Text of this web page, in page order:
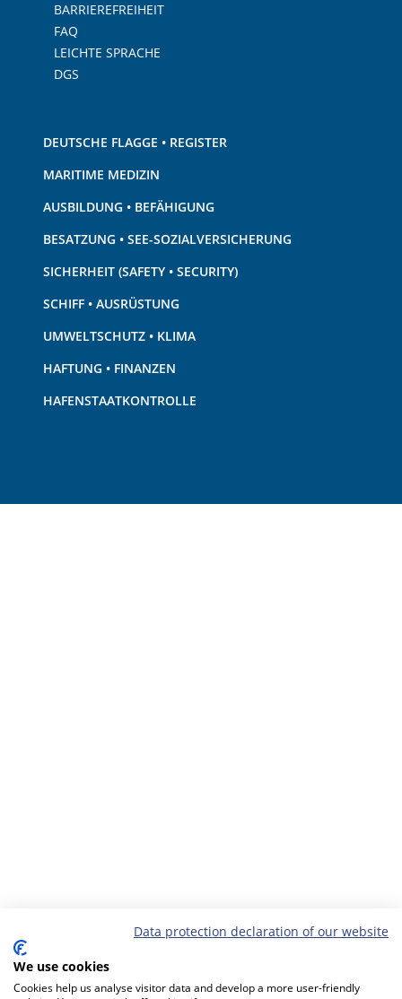
BARRIEREFREIHEIT
FAQ
LEICHTE SPRACHE
DGS
DEUTSCHE FLAGGE • REGISTER
MARITIME MEDIZIN
AUSBILDUNG • BEFÄHIGUNG
BESATZUNG • SEE-SOZIALVERSICHERUNG
SICHERHEIT (SAFETY • SECURITY)
SCHIFF • AUSRÜSTUNG
UMWELTSCHUTZ • KLIMA
HAFTUNG • FINANZEN
HAFENSTAATKONTROLLE
Data protection declaration of our website
We use cookies
Cookies help us analyse visitor data and develop a more user-friendly